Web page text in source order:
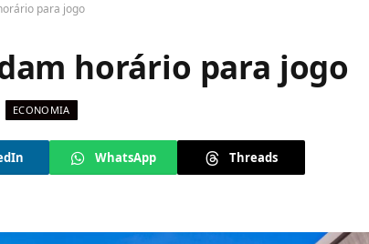
para jogo
horário para jogo
ECONOMIA
WhatsApp Threads